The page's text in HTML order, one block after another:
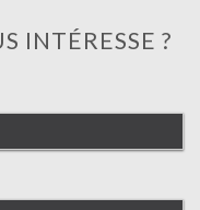
INTÉRESSE ?